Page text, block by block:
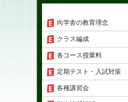
向学舎の教育理念
クラス編成
各コース授業料
定期テスト・入試対策
各種講習会